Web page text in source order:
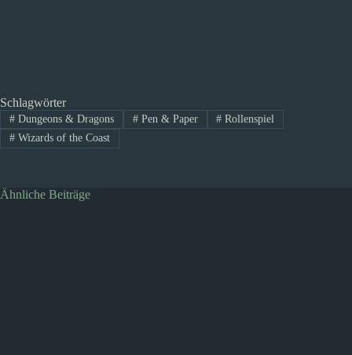
Schlagwörter
#Dungeons & Dragons #Pen & Paper # Rollenspiel
#Wizards of the Coast
Ähnliche Beiträge